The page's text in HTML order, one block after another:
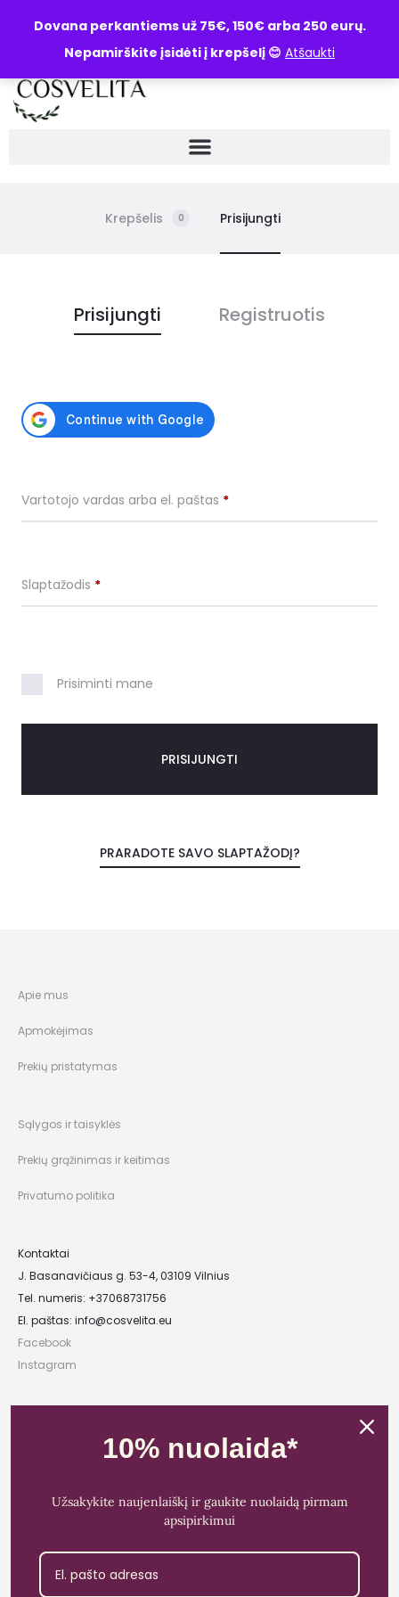
Dovana perkantiems už 75€, 150€ arba 250 eurų.
Nepamirškite įsidėti į krepšelį 😊 Atšaukti
UŽKLAUSA
Krepšelis 0 Prisijungti
s
k
y
r
a
Prisijungti Registruotis
Vartotojo vardas arba el. paštas *
Slaptažodis *
Prisiminti mane
PRISIJUNGTI
PRARADOTE SAVO SLAPTAŽODĮ?
Apie mus
Apmokėjimas
Prekių pristatymas
Sąlygos ir taisyklės
Prekių grąžinimas ir keitimas
Privatumo politika
Kontaktai
J. Basanavičiaus g. 53-4, 03109 Vilnius
Tel. numeris: +37068731756
El. paštas: info@cosvelita.eu
Facebook
Instagram
Įmonės kodas: 303481944
Bankas: Paysera LT
10% nuolaida*
Užsakykite naujenlaiškį ir gaukite nuolaidą pirmam
apsipirkimui